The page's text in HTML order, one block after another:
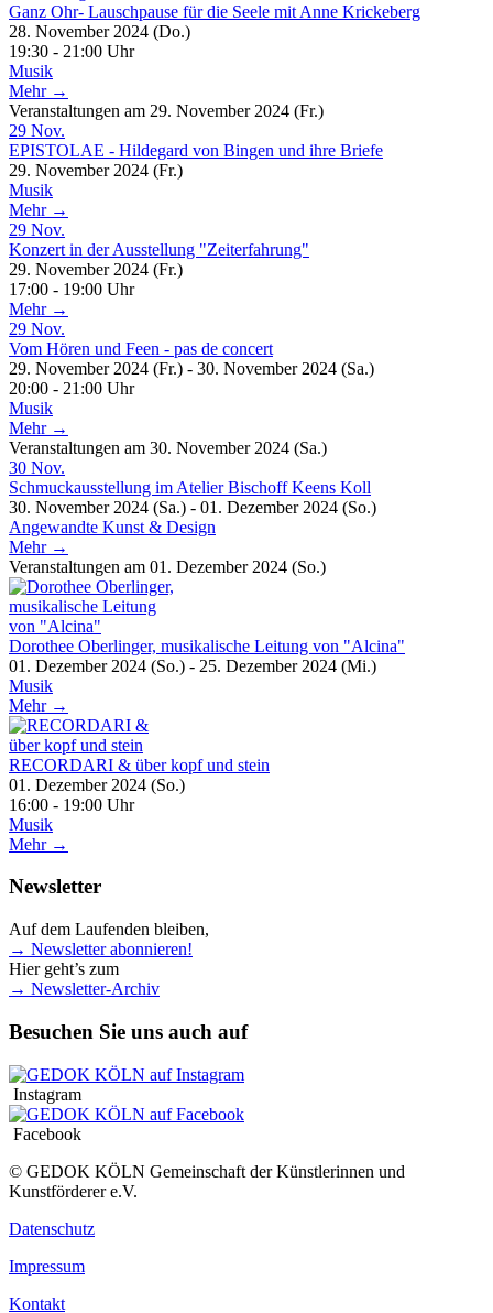
Ganz Ohr- Lauschpause für die Seele mit Anne Krickeberg
28. November 2024 (Do.)
19:30 - 21:00 Uhr
Musik
Mehr →
Veranstaltungen am 29. November 2024 (Fr.)
29 Nov.
EPISTOLAE - Hildegard von Bingen und ihre Briefe
29. November 2024 (Fr.)
Musik
Mehr →
29 Nov.
Konzert in der Ausstellung "Zeiterfahrung"
29. November 2024 (Fr.)
17:00 - 19:00 Uhr
Mehr →
29 Nov.
Vom Hören und Feen - pas de concert
29. November 2024 (Fr.) - 30. November 2024 (Sa.)
20:00 - 21:00 Uhr
Musik
Mehr →
Veranstaltungen am 30. November 2024 (Sa.)
30 Nov.
Schmuckausstellung im Atelier Bischoff Keens Koll
30. November 2024 (Sa.) - 01. Dezember 2024 (So.)
Angewandte Kunst & Design
Mehr →
Veranstaltungen am 01. Dezember 2024 (So.)
Dorothee Oberlinger, musikalische Leitung von "Alcina"
01. Dezember 2024 (So.) - 25. Dezember 2024 (Mi.)
Musik
Mehr →
RECORDARI & über kopf und stein
01. Dezember 2024 (So.)
16:00 - 19:00 Uhr
Musik
Mehr →
Newsletter
Auf dem Laufenden bleiben,
→ Newsletter abonnieren!
Hier geht’s zum
→ Newsletter-Archiv
Besuchen Sie uns auch auf
Instagram
Facebook
© GEDOK KÖLN Gemeinschaft der Künstlerinnen und
Kunstförderer e.V.
Datenschutz
Impressum
Kontakt